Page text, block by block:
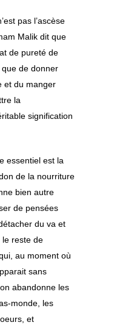
pas l’ascèse
Malik dit que
de pureté de
que de donner
et du manger
la
signification
essentiel est la
de la nourriture
bien autre
de pensées
du va et
le reste de
au moment où
sans
abandonne les
monde, les
et